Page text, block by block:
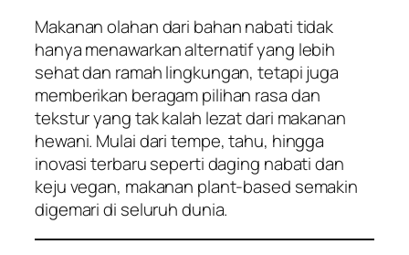
Makanan olahan dari bahan nabati tidak
hanya menawarkan alternatif yang lebih
sehat dan ramah lingkungan, tetapi juga
memberikan beragam pilihan rasa dan
tekstur yang tak kalah lezat dari makanan
hewani. Mulai dari tempe, tahu, hingga
inovasi terbaru seperti daging nabati dan
keju vegan, makanan plant-based semakin
digemari di seluruh dunia.